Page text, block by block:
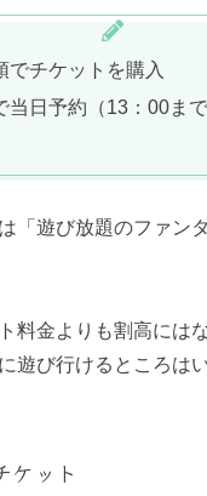
でチケットを購入
当日予約（13：00まで
「遊び放題のファン
料金よりも割高には
遊び行けるところは
ケット